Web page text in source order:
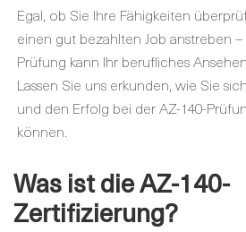
Egal, ob Sie Ihre Fähigkeiten
einen gut bezahlten Job anstreben
Prüfung kann Ihr berufliches
Lassen Sie uns erkunden, wie Sie
und den Erfolg bei der AZ-140-
können.
Was ist die AZ-140-
Zertifizierung?